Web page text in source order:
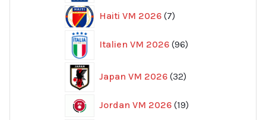
Haiti VM 2026 77
Italien VM 2026 96
produkter
Japan VM 2026 32
produkter
Jordan VM 2026 1919